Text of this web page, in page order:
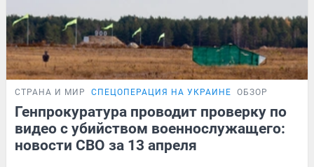
СТРАНА И МИР СПЕЦОПЕРАЦИЯ НА УКРАИНЕ ОБЗОР
Генпрокуратура проводит проверку по
видео с убийством военнослужащего:
новости СВО за 13 апреля